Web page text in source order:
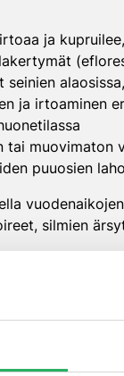
ja
ja irtoaminen
tai muovimaton
puuosien
silmien
johtua